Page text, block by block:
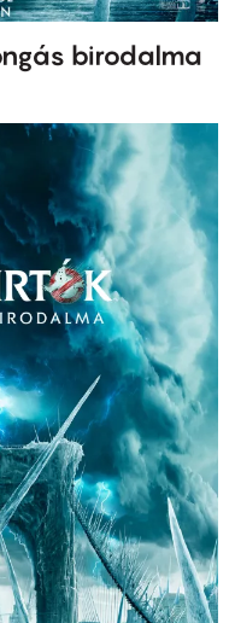
birodalma